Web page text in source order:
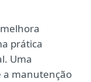
prática
Uma
a manutenção